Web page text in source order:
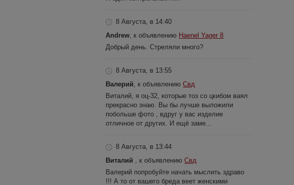
8 Августа, в 14:40
Andrew , к объявлению Haenel Yager 8
Добрый день. Стреляли много?
8 Августа, в 13:55
Валерий , к объявлениюСвд
Виталий, я оц-32, которые тоз со цкибом ваял
прекрасно знаю. Вы бы лучше выложили
побольше фото , вдруг у вас изделие
отличное от других. И ещё заме...
8 Августа, в 13:44
Виталий
, к объявлениюСвд
Валерий попробуйте начать мыслить здраво
!!! А то от вашего бреда веет женскими